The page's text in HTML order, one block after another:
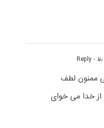
- Reply
ممنون لطف
خدا می خوای